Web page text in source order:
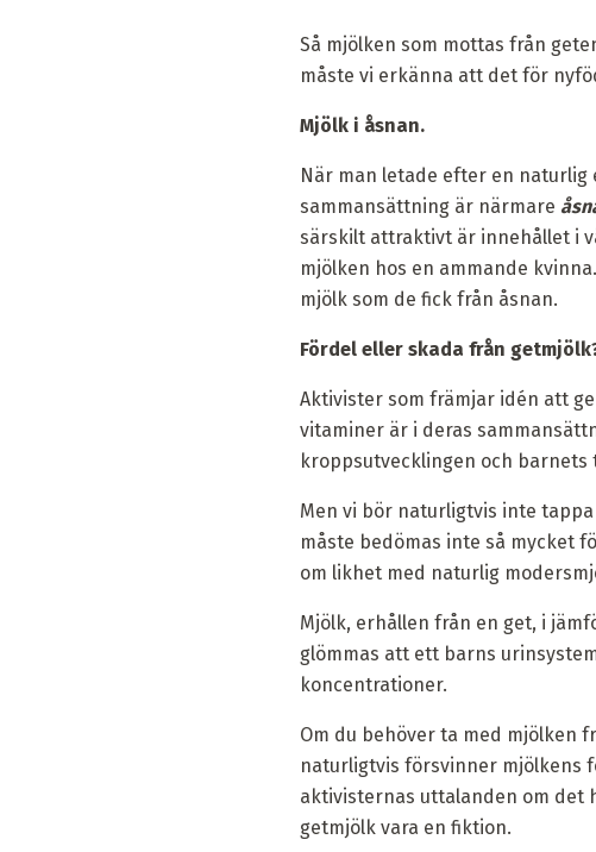
Så mjölken som mottas från
måste vi erkänna att det för
Mjölk i åsnan.
När man letade efter en
sammansättning är närmare
särskilt attraktivt är innehållet i
mjölken hos en ammande
mjölk som de fick från åsnan.
Fördel eller skada från
Aktivister som främjar idén att
vitaminer är i deras
kroppsutvecklingen och barnets
Men vi bör naturligtvis inte
måste bedömas inte så mycket
om likhet med naturlig
Mjölk, erhållen från en get, i
glömmas att ett barns
koncentrationer.
Om du behöver ta med mjölken
naturligtvis försvinner mjölkens
aktivisternas uttalanden om det
getmjölk vara en fiktion.